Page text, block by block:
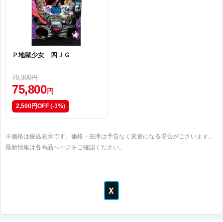
Ｐ地獄少女 四ＪＧ
78,300円
75,800 円
2,500円OFF (-3%)
※価格は税込表示です。価格・在庫は予告なく変更になる場合がございます。
最新情報は各商品ページをご確認ください。